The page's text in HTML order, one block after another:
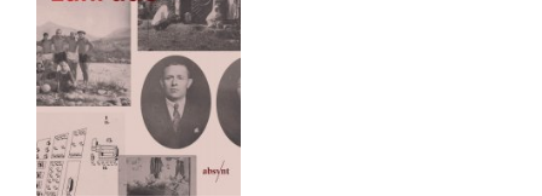
nechávajú československú
biedu a vyrážajú za
volaním svojho srdca – do
Sovietskeho zväzu. Lukáš
Onderčanin nám vo
svojom dokumentárnom
románe ponúka príbeh
družstva Interhelpo, ktoré
vzniklo v ďalekom